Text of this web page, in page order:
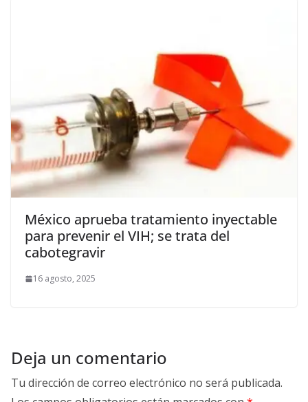
México aprueba tratamiento inyectable
para prevenir el VIH; se trata del
cabotegravir
16 agosto, 2025
Deja un comentario
Tu dirección de correo electrónico no será publicada.